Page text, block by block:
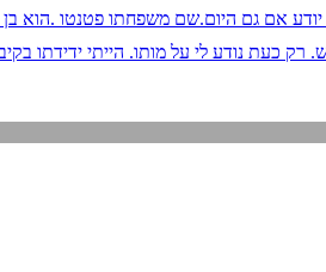
משפחתו פטנטו .הוא בן 67 והיה איתנו,אנשי…
כעת נודע לי על מותו. הייתי ידידתו